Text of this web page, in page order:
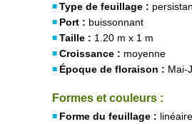
Type de feuillage :
Port : buissonnant
Taille : 1.20 m x 1 m
Croissance : moyenne
Époque de floraison : Mai-
Formes et couleurs :
Forme du feuillage : linéaire